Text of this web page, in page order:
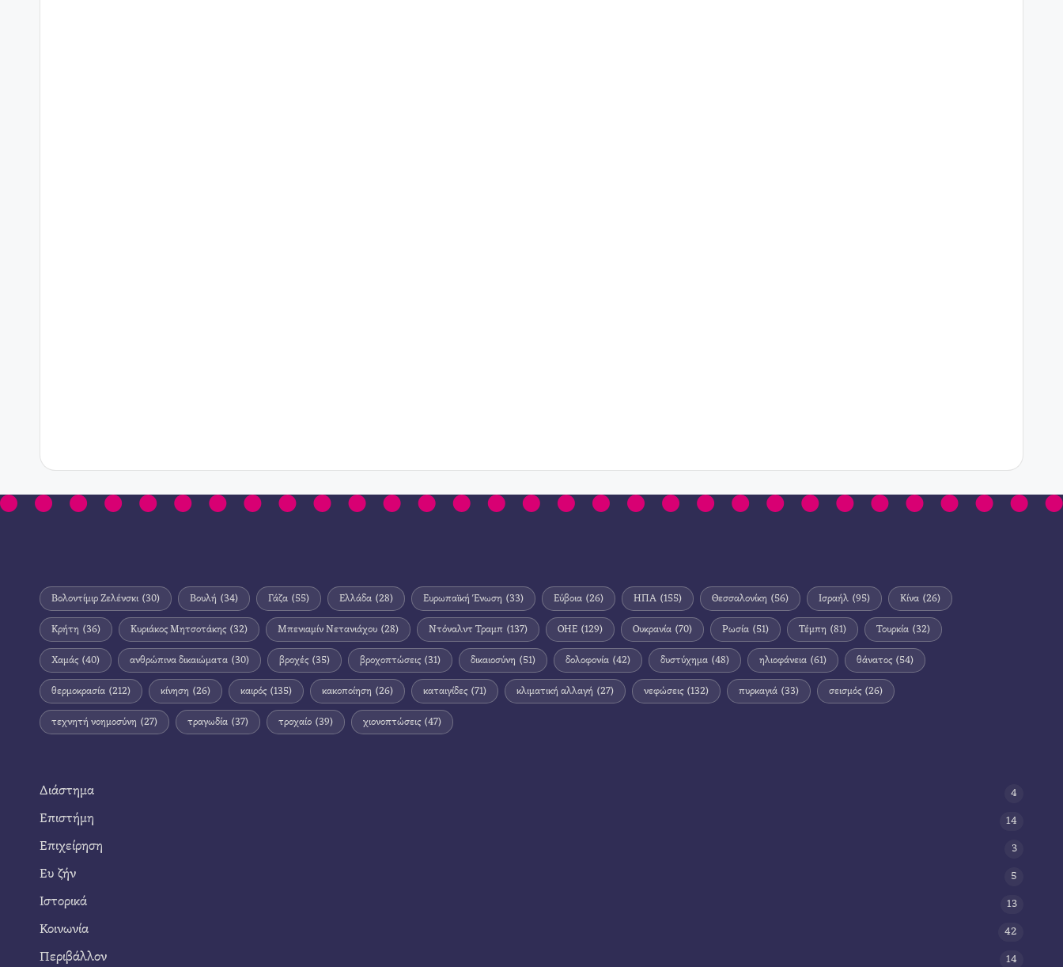
Βολοντίμιρ Ζελένσκι (30) Βουλή (34) Γάζα (55) Ελλάδα (28) Ευρωπαϊκή Ένωση (33) Εύβοια (26) ΗΠΑ (155) Θεσσαλονίκη (56) Ισραήλ (95) Κίνα (26)
Κρήτη (36) Κυριάκος Μητσοτάκης (32) Μπενιαμίν Νετανιάχου (28) Ντόναλντ Τραμπ (137) ΟΗΕ (129) Ουκρανία (70) Ρωσία (51) Τέμπη (81) Τουρκία (32)
Χαμάς (40) ανθρώπινα δικαιώματα (30) βροχές (35) βροχοπτώσεις (31) δικαιοσύνη (51) δολοφονία (42) δυστύχημα (48) ηλιοφάνεια (61) θάνατος (54)
θερμοκρασία (212) κίνηση (26) καιρός (135) κακοποίηση (26) καταιγίδες (71) κλιματική αλλαγή (27) νεφώσεις (132) πυρκαγιά (33) σεισμός (26)
τεχνητή νοημοσύνη (27) τραγωδία (37) τροχαίο (39) χιονοπτώσεις (47)
Διάστημα 4
Επιστήμη 14
Επιχείρηση 3
Ευ ζήν 5
Ιστορικά 13
Κοινωνία 42
Περιβάλλον 14